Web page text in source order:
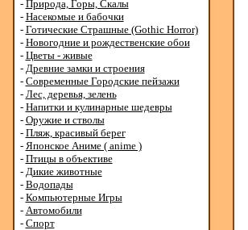
- Природа, Горы, Скалы
- Насекомые и бабочки
- Готические Страшные (Gothic Horror)
- Новогодние и рождественские обои
- Цветы - живые
- Древние замки и строения
- Современные Городские пейзажи
- Лес, деревья, зелень
- Напитки и кулинарные шедевры
- Оружие и стволы
- Пляж, красивый берег
- Японское Аниме ( anime )
- Птицы в объективе
- Дикие животные
- Водопады
- Компьютерные Игры
- Автомобили
- Спорт